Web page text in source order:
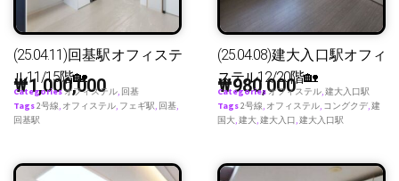
(25.04.11)回基駅オフィステ
ル11/15階🏡
₩1,000,000
Categoriesオフィステル, 回基
Tags2号線, オフィステル, フェギ駅, 回基,
回基駅
(25.04.08)建大入口駅オフィ
ステル12/20階🏡
₩980,000
Categoriesオフィステル,建大入口駅
Tags2号線, オフィステル, コングクデ,建
国大,建大,建大入口,建大入口駅